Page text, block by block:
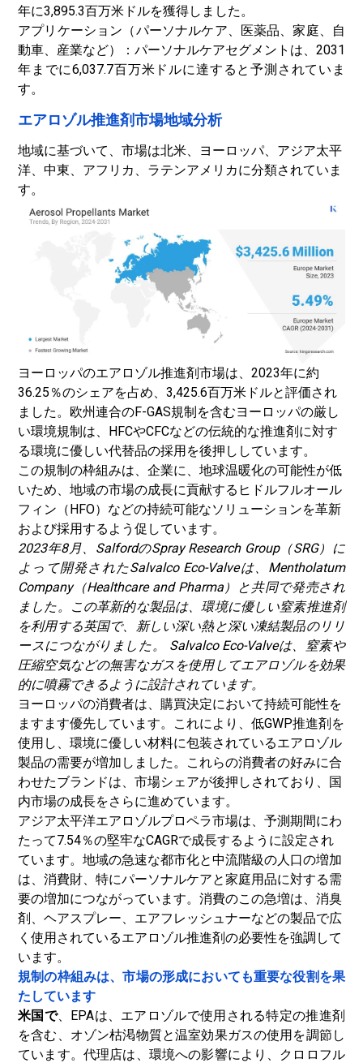
年に3,895.3百万米ドルを獲得しました。
アプリケーション（パーソナルケア、医薬品、家庭、自
動車、産業など）：パーソナルケアセグメントは、2031
年までに6,037.7百万米ドルに達すると予測されていま
す。
エアロゾル推進剤市場地域分析
地域に基づいて、市場は北米、ヨーロッパ、アジア太平
洋、中東、アフリカ、ラテンアメリカに分類されていま
す。
ヨーロッパのエアロゾル推進剤市場は、2023年に約
36.25％のシェアを占め、3,425.6百万米ドルと評価され
ました。欧州連合のF-GAS規制を含むヨーロッパの厳し
い環境規制は、HFCやCFCなどの伝統的な推進剤に対す
る環境に優しい代替品の採用を後押ししています。
この規制の枠組みは、企業に、地球温暖化の可能性が低
いため、地域の市場の成長に貢献するヒドルフルオール
フィン（HFO）などの持続可能なソリューションを革新
および採用するよう促しています。
2023年8月、SalfordのSpray Research Group（SRG）に
よって開発されたSalvalco Eco-Valveは、Mentholatum
Company（Healthcare and Pharma）と共同で発売され
ました。この革新的な製品は、環境に優しい窒素推進剤
を利用する英国で、新しい深い熱と深い凍結製品のリリ
ースにつながりました。 Salvalco Eco-Valveは、窒素や
圧縮空気などの無害なガスを使用してエアロゾルを効果
的に噴霧できるように設計されています。
ヨーロッパの消費者は、購買決定において持続可能性を
ますます優先しています。これにより、低GWP推進剤を
使用し、環境に優しい材料に包装されているエアロゾル
製品の需要が増加しました。これらの消費者の好みに合
わせたブランドは、市場シェアが後押しされており、国
内市場の成長をさらに進めています。
アジア太平洋エアロゾルプロペラ市場は、予測期間にわ
たって7.54％の堅牢なCAGRで成長するように設定され
ています。地域の急速な都市化と中流階級の人口の増加
は、消費財、特にパーソナルケアと家庭用品に対する需
要の増加につながっています。 消費のこの急増は、消臭
剤、ヘアスプレー、エアフレッシュナーなどの製品で広
く使用されているエアロゾル推進剤の必要性を強調して
います。
規制の枠組みは、市場の形成においても重要な役割を果
たしています
米国で、EPAは、エアロゾルで使用される特定の推進剤
を含む、オゾン枯渇物質と温室効果ガスの使用を調節し
ています。代理店は、環境への影響により、クロロフル